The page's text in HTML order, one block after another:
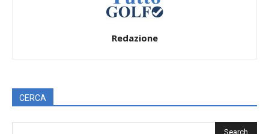
Redazione
CERCA